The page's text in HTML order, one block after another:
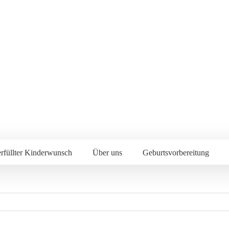
Kinderwunsch Über uns Geburtsvorbereitung